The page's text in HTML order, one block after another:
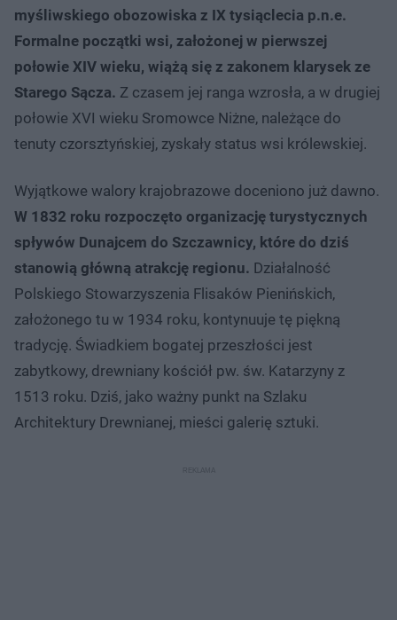
myśliwskiego obozowiska z IX tysiąclecia p.n.e.
Formalne początki wsi, założonej w pierwszej
połowie XIV wieku, wiążą się z zakonem klarysek ze
Starego Sącza. Z czasem jej ranga wzrosła, a w drugiej
połowie XVI wieku Sromowce Niżne, należące do
tenuty czorsztyńskiej, zyskały status wsi królewskiej.
Wyjątkowe walory krajobrazowe doceniono już dawno.
W 1832 roku rozpoczęto organizację turystycznych
spływów Dunajcem do Szczawnicy, które do dziś
stanowią główną atrakcję regionu. Działalność
Polskiego Stowarzyszenia Flisaków Pienińskich,
założonego tu w 1934 roku, kontynuuje tę piękną
tradycję. Świadkiem bogatej przeszłości jest
zabytkowy, drewniany kościół pw. św. Katarzyny z
1513 roku. Dziś, jako ważny punkt na Szlaku
Architektury Drewnianej, mieści galerię sztuki.